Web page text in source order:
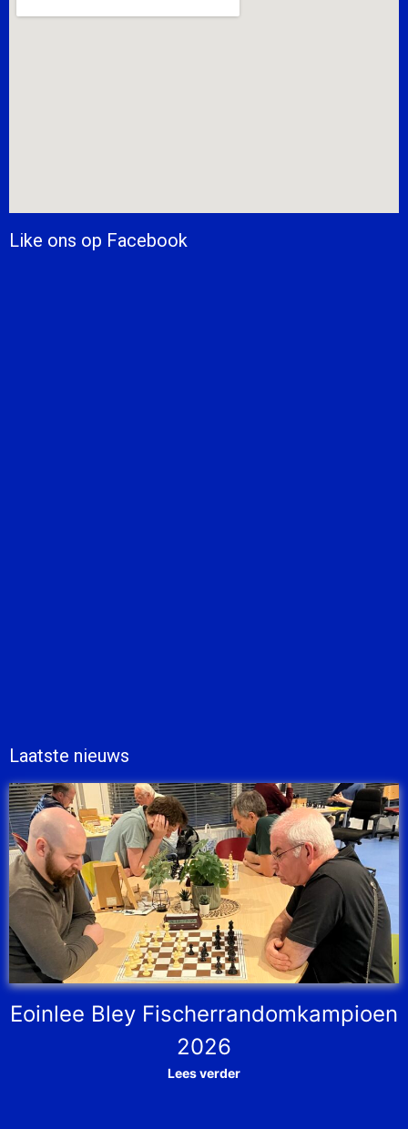
Like ons op Facebook
Laatste nieuws
Eoinlee Bley Fischerrandomkampioen
2026
Lees verder